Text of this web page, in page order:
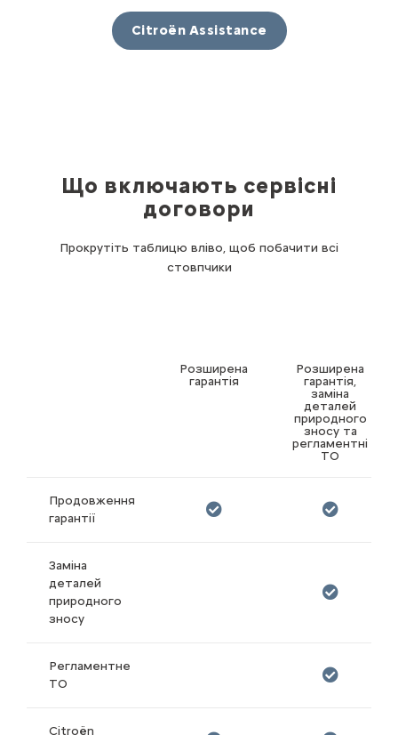
Citroën Assistance
Що включають сервісні
договори
Прокрутіть таблицю вліво, щоб побачити всі
стовпчики
Розширена
гарантія
Розширена
гарантія,
заміна
деталей
природного
зносу та
регламентні
ТО
Продовження
гарантії
Заміна
деталей
природного
зносу
Регламентне
ТО
Citroën